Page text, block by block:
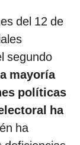
del 12 de
segundo
mayoría
políticas
ha
ha